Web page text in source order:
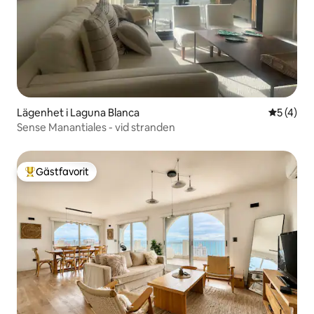
Lägenhet i Laguna Blanca 5 av 5 i
5 (4)
Sense Manantiales - vid stranden
Populär gästfavorit
Gästfavorit